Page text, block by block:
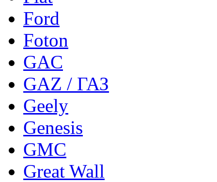
Ford
Foton
GAC
GAZ / ГАЗ
Geely
Genesis
GMC
Great Wall